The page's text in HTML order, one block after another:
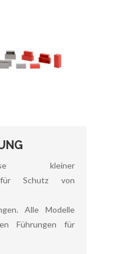
kleiner
für Schutz von
Alle Modelle
Führungen für